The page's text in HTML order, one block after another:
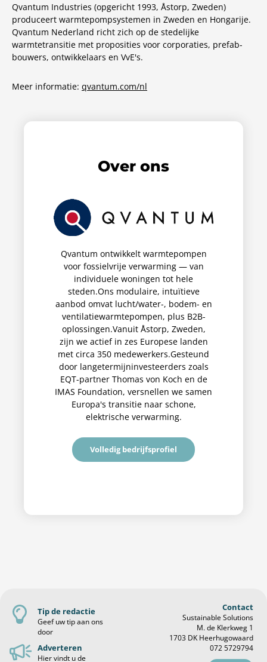
Qvantum Industries (opgericht 1993, Åstorp, Zweden)
produceert warmtepompsystemen in Zweden en Hongarije.
Qvantum Nederland richt zich op de stedelijke
warmtetransitie met proposities voor corporaties, prefab-
bouwers, ontwikkelaars en VvE's.
Meer informatie: qvantum.com/nl
Over ons
Qvantum ontwikkelt warmtepompen
voor fossielvrije verwarming — van
individuele woningen tot hele
steden.Ons modulaire, intuïtieve
aanbod omvat lucht/water-, bodem- en
ventilatiewarmtepompen, plus B2B-
oplossingen.Vanuit Åstorp, Zweden,
zijn we actief in zes Europese landen
met circa 350 medewerkers.Gesteund
door langetermijninvesteerders zoals
EQT-partner Thomas von Koch en de
IMAS Foundation, versnellen we samen
Europa's transitie naar schone,
elektrische verwarming.
Volledig bedrijfsprofiel
Tip de redactie
Geef uw tip aan ons
door
Adverteren
Hier vindt u de
Contact
Sustainable Solutions
M. de Klerkweg 1
1703 DK Heerhugowaard
072 5729794